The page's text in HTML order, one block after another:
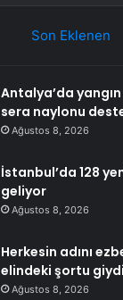
Son Eklenen
Antalya’da
sera naylonu
Ağustos 8, 2026
İstanbul’da 128
geliyor
Ağustos 8, 2026
Herkesin adını
elindeki şortu
Ağustos 8, 2026